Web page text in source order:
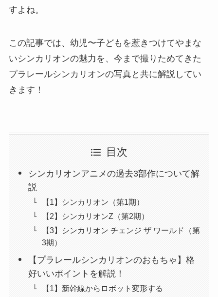
すよね。
この記事では、幼児〜子どもを惹きつけてやまな
いシンカリオンの魅力を、今まで撮りためてきた
プラレールシンカリオンの写真と共に解説してい
きます！
目次
シンカリオンアニメの過去3部作について解
説
【1】シンカリオン（第1期）
【2】シンカリオンZ（第2期）
【3】シンカリオン チェンジ ザ ワールド（第
3期）
【プラレールシンカリオンのおもちゃ】格
好いいポイントを解説！
【1】新幹線からロボット変形する